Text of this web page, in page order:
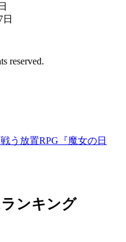
reserved.
う放置RPG『魔女の日
ンキング